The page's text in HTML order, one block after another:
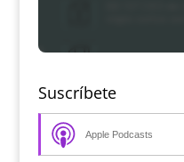
Suscríbete
Apple Podcasts